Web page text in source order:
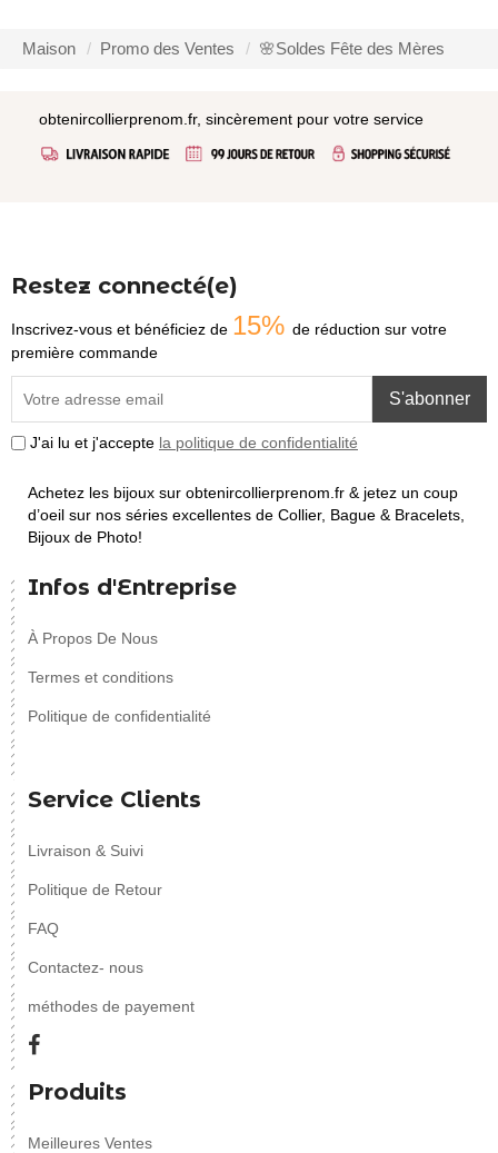
Maison Promo des Ventes 🌸Soldes Fête des Mères
obtenircollierprenom.fr, sincèrement pour votre service
Restez connecté(e)
Inscrivez-vous et bénéficiez de 15% de réduction sur votre
première commande
S'abonner
J'ai lu et j'accepte la politique de confidentialité
Achetez les bijoux sur obtenircollierprenom.fr & jetez un coup
d’oeil sur nos séries excellentes de Collier, Bague & Bracelets,
Bijoux de Photo!
Infos d'Entreprise
À Propos De Nous
Termes et conditions
Politique de confidentialité
Service Clients
Livraison & Suivi
Politique de Retour
FAQ
Contactez- nous
méthodes de payement
Produits
Meilleures Ventes